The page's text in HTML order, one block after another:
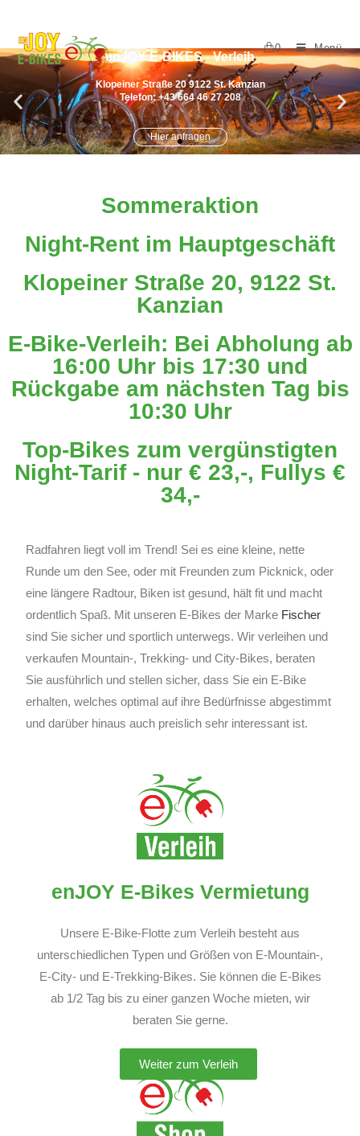
0 Menü
Sommeraktion
Night-Rent im Hauptgeschäft
Klopeiner Straße 20, 9122 St.
Kanzian
E-Bike-Verleih: Bei Abholung ab
16:00 Uhr bis 17:30 und
Rückgabe am nächsten Tag bis
10:30 Uhr
Top-Bikes zum vergünstigten
Night-Tarif - nur € 23,-, Fullys €
34,-
Radfahren liegt voll im Trend! Sei es eine kleine, nette
Runde um den See, oder mit Freunden zum Picknick, oder
eine längere Radtour, Biken ist gesund, hält fit und macht
ordentlich Spaß. Mit unseren E-Bikes der Marke Fischer
sind Sie sicher und sportlich unterwegs. Wir verleihen und
verkaufen Mountain-, Trekking- und City-Bikes, beraten
Sie ausführlich und stellen sicher, dass Sie ein E-Bike
erhalten, welches optimal auf ihre Bedürfnisse abgestimmt
und darüber hinaus auch preislich sehr interessant ist.
enJOY E-Bikes Vermietung
Unsere E-Bike-Flotte zum Verleih besteht aus
unterschiedlichen Typen und Größen von E-Mountain-,
E-City- und E-Trekking-Bikes. Sie können die E-Bikes
ab 1/2 Tag bis zu einer ganzen Woche mieten, wir
beraten Sie gerne.
Weiter zum Verleih